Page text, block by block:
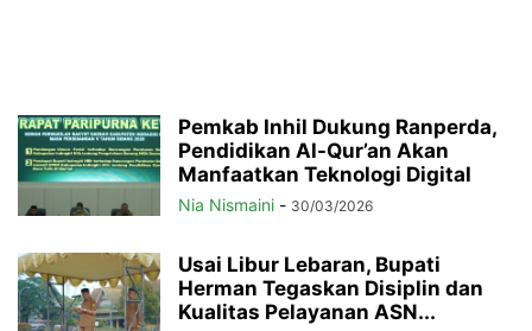
Pemkab Inhil Dukung Ranperda,
Pendidikan Al-Qur’an Akan
Manfaatkan Teknologi Digital
Nia Nismaini - 30/03/2026
Usai Libur Lebaran, Bupati
Herman Tegaskan Disiplin dan
Kualitas Pelayanan ASN...